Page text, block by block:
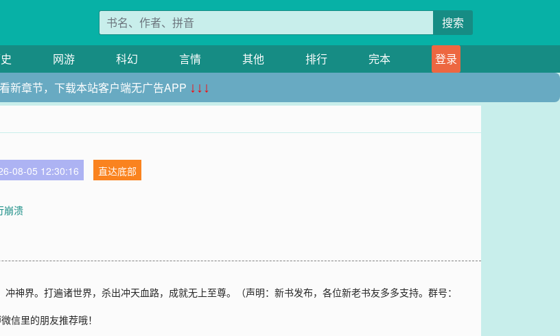
搜索
网游 科幻 言情 其他 排行 完本
登录
新章节，下载本站客户端无广告APP ↓↓↓
08-05 12:30:16
直达底部
崩溃
神界。打遍诸世界，杀出冲天血路，成就无上至尊。（声明：新书发布，各位新老书友多多支持。群号：
信里的朋友推荐哦！